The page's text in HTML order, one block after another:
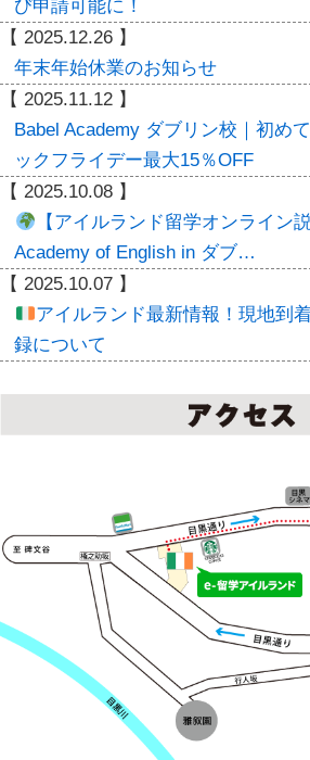
び申請可能に！
【 2025.12.26 】
年末年始休業のお知らせ
【 2025.11.12 】
Babel Academy ダブリン校｜初め
ックフライデー最大15％OFF
【 2025.10.08 】
【アイルランド留学オンライン
Academy of English in ダブ…
【 2025.10.07 】
アイルランド最新情報！現地到
録について